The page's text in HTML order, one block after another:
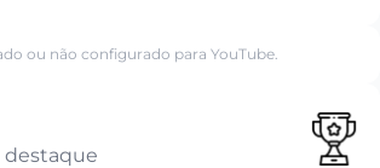
ou não configurado para YouTube.